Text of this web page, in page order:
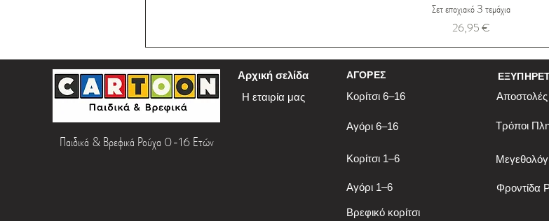
Σετ εποχιακό 3 τεμάχια
Τιμή
26,95 €
Αρχική σελίδα
Η εταιρία μας
Παιδικά & Βρεφικά Ρούχα 0-16 Ετών
ΑΓΟΡΕΣ
Κορίτσι 6–16
Αγόρι 6–16
Κορίτσι 1–6
Αγόρι 1–6
Βρεφικό κορίτσι
Τρόποι
Φροντίδα